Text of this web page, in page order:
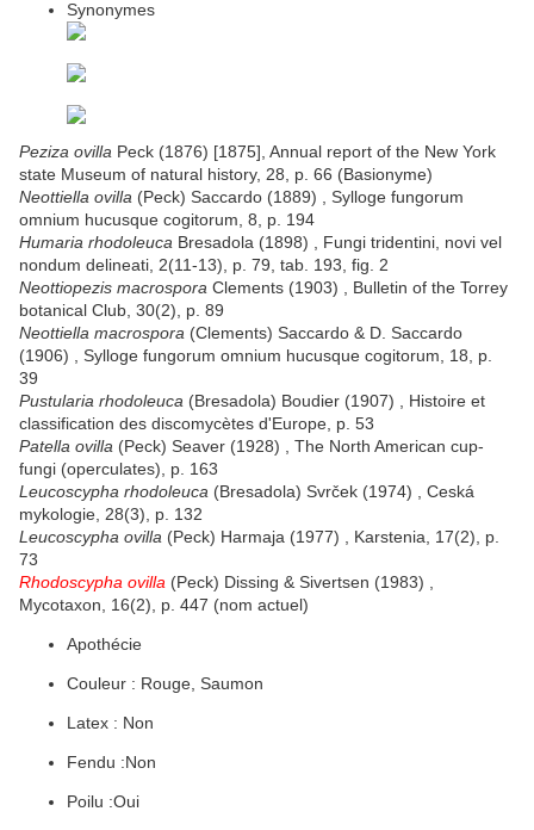
Synonymes
Peziza ovilla Peck (1876) [1875], Annual report of the New York
state Museum of natural history, 28, p. 66 (Basionyme)
Neottiella ovilla (Peck) Saccardo (1889) , Sylloge fungorum
omnium hucusque cogitorum, 8, p. 194
Humaria rhodoleuca Bresadola (1898) , Fungi tridentini, novi vel
nondum delineati, 2(11-13), p. 79, tab. 193, fig. 2
Neottiopezis macrospora Clements (1903) , Bulletin of the Torrey
botanical Club, 30(2), p. 89
Neottiella macrospora (Clements) Saccardo & D. Saccardo
(1906) , Sylloge fungorum omnium hucusque cogitorum, 18, p.
39
Pustularia rhodoleuca (Bresadola) Boudier (1907) , Histoire et
classification des discomycètes d'Europe, p. 53
Patella ovilla (Peck) Seaver (1928) , The North American cup-
fungi (operculates), p. 163
Leucoscypha rhodoleuca (Bresadola) Svrček (1974) , Ceská
mykologie, 28(3), p. 132
Leucoscypha ovilla (Peck) Harmaja (1977) , Karstenia, 17(2), p.
73
Rhodoscypha ovilla (Peck) Dissing & Sivertsen (1983) ,
Mycotaxon, 16(2), p. 447 (nom actuel)
Apothécie
Couleur : Rouge, Saumon
Latex : Non
Fendu :Non
Poilu :Oui